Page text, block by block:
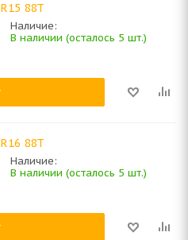
88T
Наличие:
В наличии (осталось 5 шт.)
88T
Наличие:
В наличии (осталось 5 шт.)